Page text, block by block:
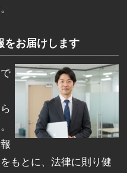
をお届けします
もとに、法律に則り健